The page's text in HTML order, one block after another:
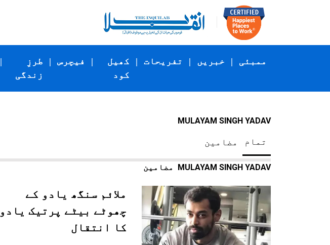
|
طرزِ
زندگی
| فیچرس |
کھیل
کود
| تفریحات | خبریں | ممبئی
MULAYAM SINGH YADAV
مضامین تمام
MULAYAM SINGH YADAV
ملائم سنگھ یادو کے
چھوٹے بیٹے پرتیک یادو
کا انتقال